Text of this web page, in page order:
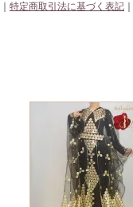
特定商取引法に基づく表記